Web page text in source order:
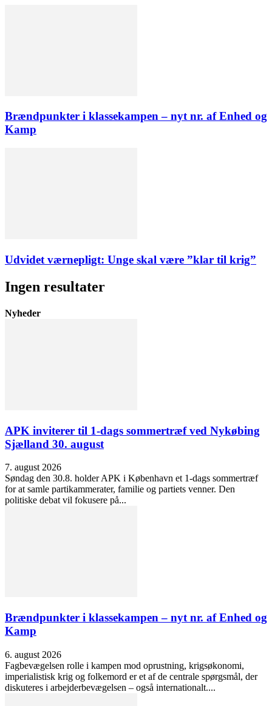
Brændpunkter i klassekampen – nyt nr. af Enhed og
Kamp
Udvidet værnepligt: Unge skal være ”klar til krig”
Ingen resultater
Nyheder
APK inviterer til 1-dags sommertræf ved Nykøbing
Sjælland 30. august
7. august 2026
Søndag den 30.8. holder APK i København et 1-dags sommertræf
for at samle partikammerater, familie og partiets venner. Den
politiske debat vil fokusere på...
Brændpunkter i klassekampen – nyt nr. af Enhed og
Kamp
6. august 2026
Fagbevægelsen rolle i kampen mod oprustning, krigsøkonomi,
imperialistisk krig og folkemord er et af de centrale spørgsmål, der
diskuteres i arbejderbevægelsen – også internationalt....